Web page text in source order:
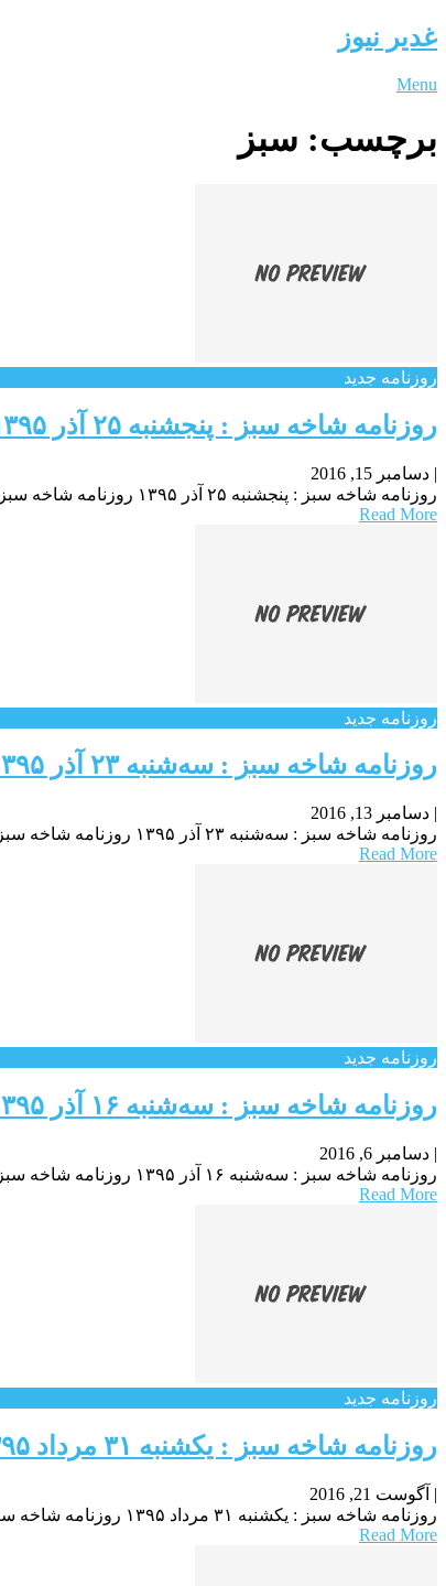
غدیر نیوز
Menu
برچسب: سبز
روزنامه جدید
روزنامه شاخه سبز : پنجشنبه ۲۵ آذر ۱۳۹۵
| دسامبر 15, 2016
روزنامه شاخه سبز : پنجشنبه ۲۵ آذر ۱۳۹۵ روزنامه شاخه سبز : پنجشنبه ۲۵ آذر ۱۳۹۵ روزنامه شاخه سبز : پنجشنبه ۲۵ آذر ۱۳۹۵
Read More
روزنامه جدید
روزنامه شاخه سبز : سه‌شنبه ۲۳ آذر ۱۳۹۵
| دسامبر 13, 2016
روزنامه شاخه سبز : سه‌شنبه ۲۳ آذر ۱۳۹۵ روزنامه شاخه سبز : سه‌شنبه ۲۳ آذر ۱۳۹۵ روزنامه شاخه سبز : سه‌شنبه ۲۳ آذر ۱۳۹۵
Read More
روزنامه جدید
روزنامه شاخه سبز : سه‌شنبه ۱۶ آذر ۱۳۹۵
| دسامبر 6, 2016
روزنامه شاخه سبز : سه‌شنبه ۱۶ آذر ۱۳۹۵ روزنامه شاخه سبز : سه‌شنبه ۱۶ آذر ۱۳۹۵ روزنامه شاخه سبز : سه‌شنبه ۱۶ آذر ۱۳۹۵
Read More
روزنامه جدید
روزنامه شاخه سبز : یکشنبه‌ ۳۱ مرداد ۱۳۹۵
| آگوست 21, 2016
روزنامه شاخه سبز : یکشنبه‌ ۳۱ مرداد ۱۳۹۵ روزنامه شاخه سبز : یکشنبه‌ ۳۱ مرداد ۱۳۹۵ روزنامه شاخه سبز : یکشنبه‌ ۳۱ مرداد ۱۳۹۵ اس ام اس جدید
Read More